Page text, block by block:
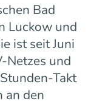
Bad
Luckow und
ist seit Juni
Netzes und
Takt
an den